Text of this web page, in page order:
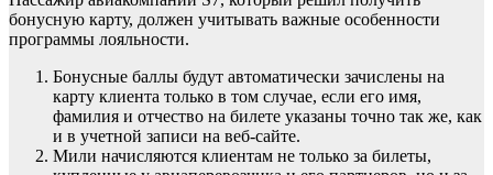
бонусную карту, должен учитывать важные особенности
программы лояльности.
Бонусные баллы будут автоматически зачислены на
карту клиента только в том случае, если его имя,
фамилия и отчество на билете указаны точно так же, как
и в учетной записи на веб-сайте.
Мили начисляются клиентам не только за билеты,